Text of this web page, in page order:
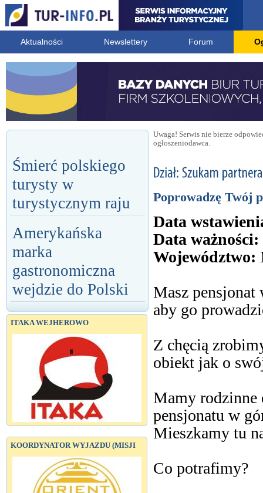
Aktualności Newslettery Forum
Śmierć polskiego
turysty w
turystycznym raju
Amerykańska
marka
gastronomiczna
wejdzie do Polski
ITAKA WEJHEROWO
KOORDYNATOR WYJAZDU (MISJI
Uwaga! Serwis nie bierze
ogłoszeniodawca.
Poprowadzę Twój
Data
Data ważności:
Województwo:
Masz pensjonat
aby go
Z chęcią
obiekt jak o
Mamy rodzinne
pensjonatu w
Mieszkamy tu
Co potrafimy?